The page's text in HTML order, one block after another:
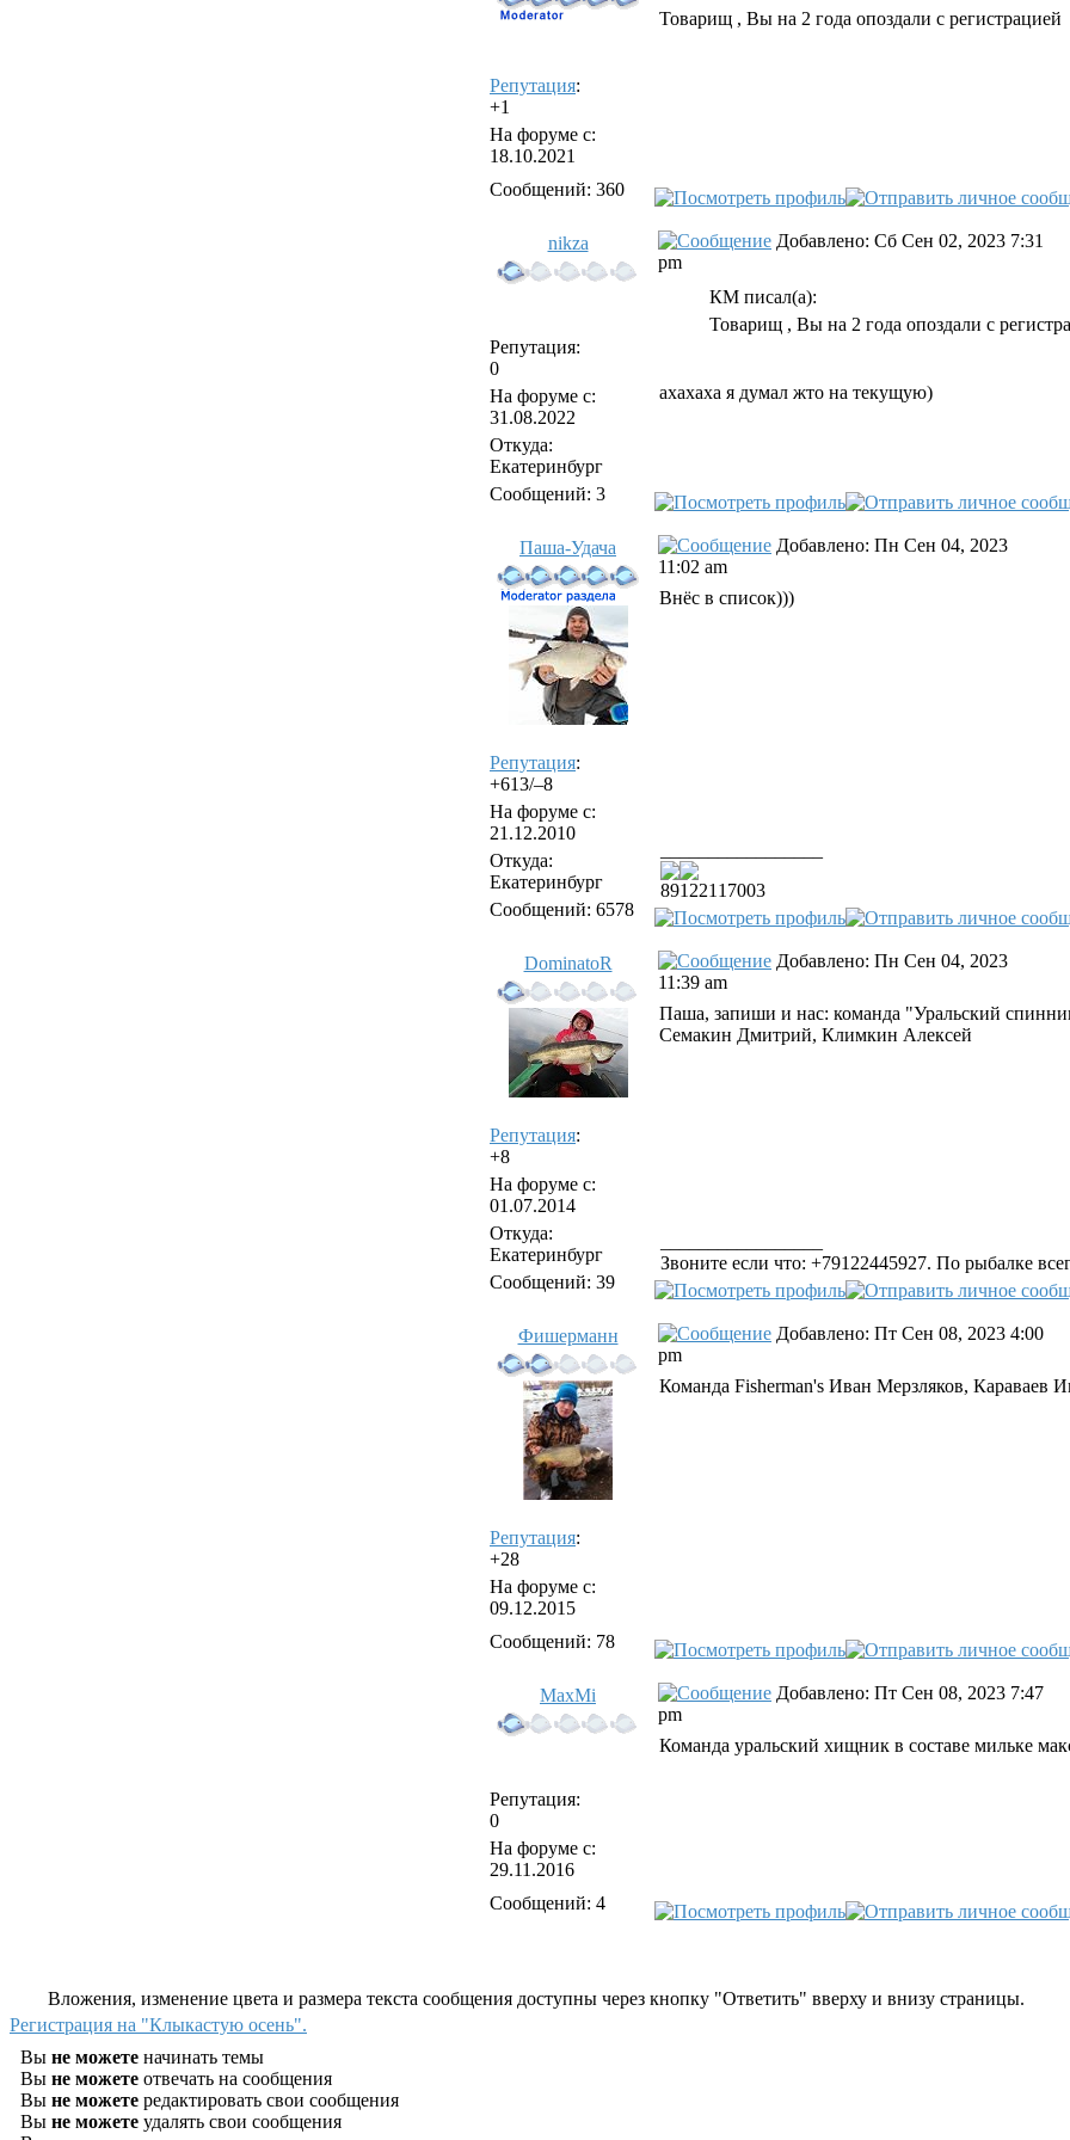
Репутация:
+1
На форуме с:
18.10.2021
Сообщений: 360
Товарищ , Вы на 2 года опоздали с регистрацией
nikza
Репутация:
0
На форуме с:
31.08.2022
Откуда:
Екатеринбург
Сообщений: 3
Добавлено: Сб Сен 02, 2023 7:31
pm
КМ писал(а):
Товарищ , Вы на 2 года опоздали с
ахахаха я думал жто на текущую)
Паша-Удача
Репутация:
+613/–8
На форуме с:
21.12.2010
Откуда:
Екатеринбург
Сообщений: 6578
Добавлено: Пн Сен 04, 2023
11:02 am
Внёс в список)))
89122117003
DominatoR
Репутация:
+8
На форуме с:
01.07.2014
Откуда:
Екатеринбург
Сообщений: 39
Добавлено: Пн Сен 04, 2023
11:39 am
Паша, запиши и нас: команда "Уральский
Семакин Дмитрий, Климкин Алексей
Звоните если что: +79122445927. По рыбалке
Фишерманн
Репутация:
+28
На форуме с:
09.12.2015
Сообщений: 78
Добавлено: Пт Сен 08, 2023 4:00
pm
Команда Fisherman's Иван Мерзляков, Караваев
MaxMi
Репутация:
0
На форуме с:
29.11.2016
Сообщений: 4
Добавлено: Пт Сен 08, 2023 7:47
pm
Команда уральский хищник в составе мильке
Вложения, изменение цвета и размера текста сообщения доступны через кнопку "Ответить" вверху и внизу страницы.
Регистрация на "Клыкастую осень".
Вы не можете начинать темы
Вы не можете отвечать на сообщения
Вы не можете редактировать свои сообщения
Вы не можете удалять свои сообщения